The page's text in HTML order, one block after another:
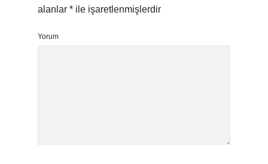
alanlar * ile işaretlenmişlerdir
Yorum